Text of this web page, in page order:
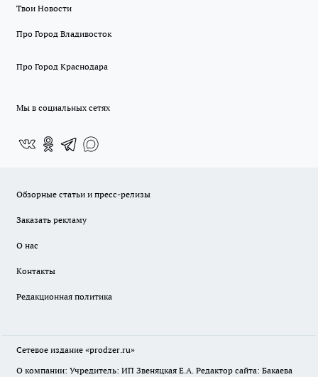
Твои Новости
Про Город Владивосток
Про Город Краснодара
Мы в социальных сетях
Обзорные статьи и пресс-релизы
Заказать рекламу
О нас
Контакты
Редакционная политика
Сетевое издание «prodzer.ru»
О компании: Учредитель: ИП Звеняцкая Е.А. Редактор сайта: Бакаева